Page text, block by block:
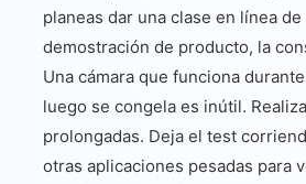
planeas dar una clase en línea
demostración de producto, la
Una cámara que funciona
luego se congela es inútil.
prolongadas. Deja el test
otras aplicaciones pesadas para